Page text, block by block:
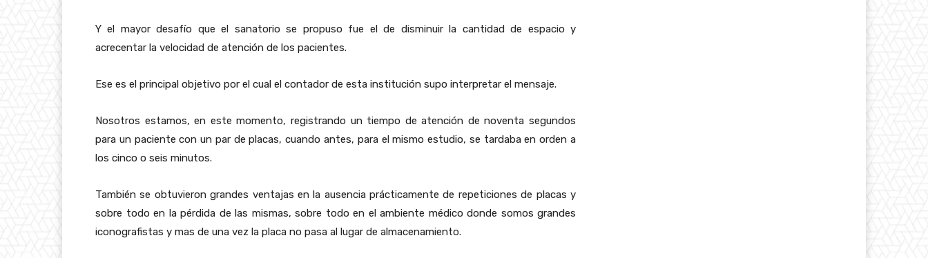
Y el mayor desafío que el sanatorio se propuso fue el de disminuir la cantidad de espacio y
acrecentar la velocidad de atención de los pacientes.
Ese es el principal objetivo por el cual el contador de esta institución supo interpretar el mensaje.
Nosotros estamos, en este momento, registrando un tiempo de atención de noventa segundos
para un paciente con un par de placas, cuando antes, para el mismo estudio, se tardaba en orden a
los cinco o seis minutos.
También se obtuvieron grandes ventajas en la ausencia prácticamente de repeticiones de placas y
sobre todo en la pérdida de las mismas, sobre todo en el ambiente médico donde somos grandes
iconografistas y mas de una vez la placa no pasa al lugar de almacenamiento.